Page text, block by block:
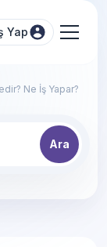
Yap
Ne İş Yapar?
Ara